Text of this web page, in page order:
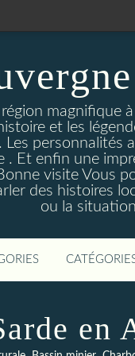
magnifique
et les
Les personnalités
. Et enfin une
visite Vous
des histoires
ou la
en